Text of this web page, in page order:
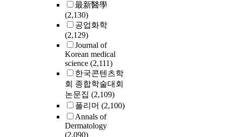
最新醫學
(2,130)
공업화학
(2,129)
Journal of
Korean medical
science (2,111)
한국콘텐츠학
회 종합학술대회
논문집 (2,109)
폴리머 (2,100)
Annals of
Dermatology
(2,090)